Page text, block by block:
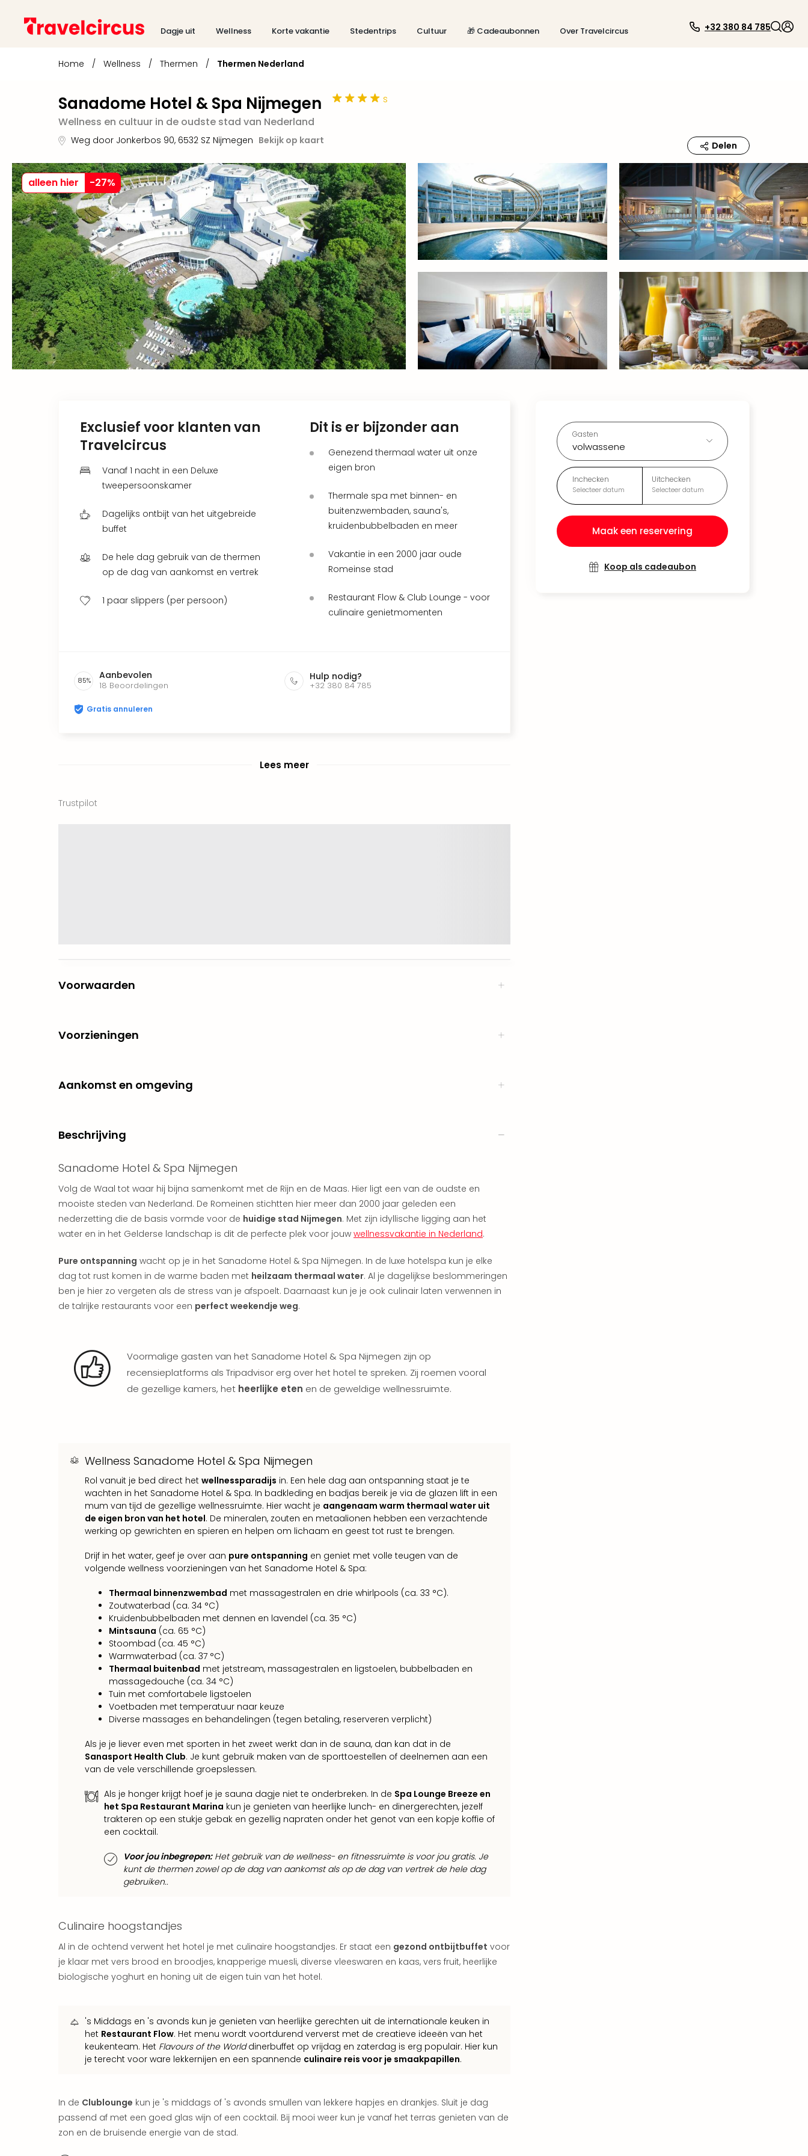
Dagje uit Wellness Korte vakantie Stedentrips Cultuur 🎁 Cadeaubonnen Over Travelcircus +32 380 84 785
Home / Wellness / Thermen / Thermen Nederland
Sanadome Hotel & Spa Nijmegen
s
Wellness en cultuur in de oudste stad van Nederland
Weg door Jonkerbos 90, 6532 SZ Nijmegen Bekijk op kaart Delen
alleen hier -27%
Gasten
volwassene
Inchecken
Selecteer datum
Uitchecken
Selecteer datum
Maak een reservering
Koop als cadeaubon
Exclusief voor klanten van
Travelcircus
Vanaf 1 nacht in een Deluxe
tweepersoonskamer
Dagelijks ontbijt van het uitgebreide
buffet
De hele dag gebruik van de thermen
op de dag van aankomst en vertrek
1 paar slippers (per persoon)
Dit is er bijzonder aan
Genezend thermaal water uit onze
eigen bron
Thermale spa met binnen- en
buitenzwembaden, sauna's,
kruidenbubbelbaden en meer
Vakantie in een 2000 jaar oude
Romeinse stad
Restaurant Flow & Club Lounge - voor
culinaire genietmomenten
85% Aanbevolen
18 Beoordelingen
Hulp nodig?
+32 380 84 785
Gratis annuleren
Lees meer
Trustpilot
Voorwaarden
Voorzieningen
Aankomst en omgeving
Beschrijving
Sanadome Hotel & Spa Nijmegen
Volg de Waal tot waar hij bijna samenkomt met de Rijn en de Maas. Hier ligt een van de oudste en
mooiste steden van Nederland. De Romeinen stichtten hier meer dan 2000 jaar geleden een
nederzetting die de basis vormde voor de huidige stad Nijmegen. Met zijn idyllische ligging aan het
water en in het Gelderse landschap is dit de perfecte plek voor jouw wellnessvakantie in Nederland.
Pure ontspanning wacht op je in het Sanadome Hotel & Spa Nijmegen. In de luxe hotelspa kun je elke
dag tot rust komen in de warme baden met heilzaam thermaal water. Al je dagelijkse beslommeringen
ben je hier zo vergeten als de stress van je afspoelt. Daarnaast kun je je ook culinair laten verwennen in
de talrijke restaurants voor een perfect weekendje weg.
Voormalige gasten van het Sanadome Hotel & Spa Nijmegen zijn op
recensieplatforms als Tripadvisor erg over het hotel te spreken. Zij roemen vooral
de gezellige kamers, het heerlijke eten en de geweldige wellnessruimte.
Wellness Sanadome Hotel & Spa Nijmegen
Rol vanuit je bed direct het wellnessparadijs in. Een hele dag aan ontspanning staat je te
wachten in het Sanadome Hotel & Spa. In badkleding en badjas bereik je via de glazen lift in een
mum van tijd de gezellige wellnessruimte. Hier wacht je aangenaam warm thermaal water uit
de eigen bron van het hotel. De mineralen, zouten en metaalionen hebben een verzachtende
werking op gewrichten en spieren en helpen om lichaam en geest tot rust te brengen.
Drijf in het water, geef je over aan pure ontspanning en geniet met volle teugen van de
volgende wellness voorzieningen van het Sanadome Hotel & Spa:
Thermaal binnenzwembad met massagestralen en drie whirlpools (ca. 33 °C).
Zoutwaterbad (ca. 34 °C)
Kruidenbubbelbaden met dennen en lavendel (ca. 35 °C)
Mintsauna (ca. 65 °C)
Stoombad (ca. 45 °C)
Warmwaterbad (ca. 37 °C)
Thermaal buitenbad met jetstream, massagestralen en ligstoelen, bubbelbaden en
massagedouche (ca. 34 °C)
Tuin met comfortabele ligstoelen
Voetbaden met temperatuur naar keuze
Diverse massages en behandelingen (tegen betaling, reserveren verplicht)
Als je je liever even met sporten in het zweet werkt dan in de sauna, dan kan dat in de
Sanasport Health Club. Je kunt gebruik maken van de sporttoestellen of deelnemen aan een
van de vele verschillende groepslessen.
Als je honger krijgt hoef je je sauna dagje niet te onderbreken. In de Spa Lounge Breeze en
het Spa Restaurant Marina kun je genieten van heerlijke lunch- en dinergerechten, jezelf
trakteren op een stukje gebak en gezellig napraten onder het genot van een kopje koffie of
een cocktail.
Voor jou inbegrepen:Het gebruik van de wellness- en fitnessruimte is voor jou gratis. Je
kunt de thermen zowel op de dag van aankomst als op de dag van vertrek de hele dag
gebruiken..
Culinaire hoogstandjes
Al in de ochtend verwent het hotel je met culinaire hoogstandjes. Er staat een gezond ontbijtbuffet voor
je klaar met vers brood en broodjes, knapperige muesli, diverse vleeswaren en kaas, vers fruit, heerlijke
biologische yoghurt en honing uit de eigen tuin van het hotel.
's Middags en 's avonds kun je genieten van heerlijke gerechten uit de internationale keuken in
het Restaurant Flow. Het menu wordt voortdurend ververst met de creatieve ideeën van het
keukenteam. Het Flavours of the Worlddinerbuffet op vrijdag en zaterdag is erg populair. Hier kun
je terecht voor ware lekkernijen en een spannende culinaire reis voor je smaakpapillen.
In de Clublounge kun je 's middags of 's avonds smullen van lekkere hapjes en drankjes. Sluit je dag
passend af met een goed glas wijn of een cocktail. Bij mooi weer kun je vanaf het terras genieten van de
zon en de bruisende energie van de stad.